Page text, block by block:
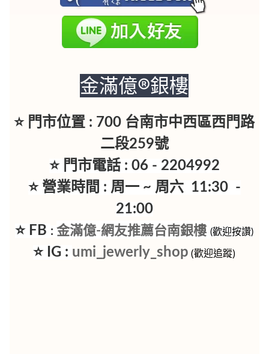
金滿億®銀樓
⭐ 門市位置 : 700 台南市中西區西門路
二段259號
⭐ 門市電話 : 06 - 2204992
⭐ 營業時間 : 周一 ~ 周六 11:30 -
21:00
⭐ FB :金滿億-網友推薦台南銀樓 (歡迎按讚)
⭐ IG : umi_jewerly_shop (歡迎追蹤)